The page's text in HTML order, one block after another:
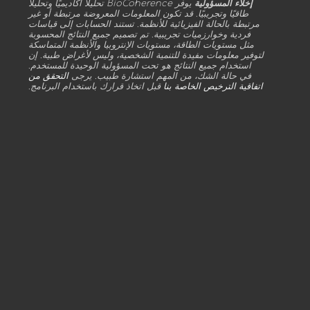
إخلاء المسؤولية
يوفر BioCoherence تحليلًا أكاديميًا وتحليلًا
طاقيًا وتجريبيًا. قد تكون المعلومات المعروضة مرتبطة أو غير
مرتبطة بالحالة الفيزيائية للأنظمة. تستند الحسابات إلى قياسات
فردية وخوارزميات تجريبية. تم تصميم جميع النتائج المحسوبة
مثل مستويات الطاقة، مستويات الإنتروبيا والأنظمة المتماسكة
لتوفير معلومات مفيدة للتنمية الشخصية، وليس لأغراض طبية. إن
استخدام جميع النتائج هو تحت المسؤولية الوحيدة للمستخدم.
في حالة الشك، من المهم استشارة طبيب. يرجىالتحقق من
اتفاقية الترخيص الخاصة بنا قبل اتخاذ قرارك باستخدام البرنامج.